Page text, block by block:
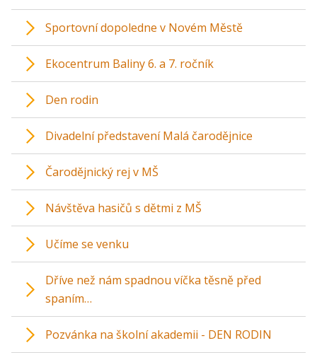
Sportovní dopoledne v Novém Městě
Ekocentrum Baliny 6. a 7. ročník
Den rodin
Divadelní představení Malá čarodějnice
Čarodějnický rej v MŠ
Návštěva hasičů s dětmi z MŠ
Učíme se venku
Dříve než nám spadnou víčka těsně před
spaním…
Pozvánka na školní akademii - DEN RODIN